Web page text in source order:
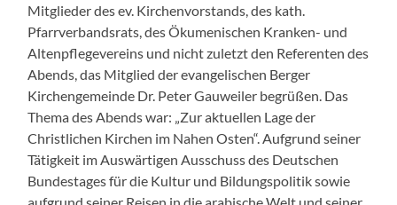
Mitglieder des ev. Kirchenvorstands, des kath.
Pfarrverbandsrats, des Ökumenischen Kranken- und
Altenpflegevereins und nicht zuletzt den Referenten des
Abends, das Mitglied der evangelischen Berger
Kirchengemeinde Dr. Peter Gauweiler begrüßen. Das
Thema des Abends war: „Zur aktuellen Lage der
Christlichen Kirchen im Nahen Osten“. Aufgrund seiner
Tätigkeit im Auswärtigen Ausschuss des Deutschen
Bundestages für die Kultur und Bildungspolitik sowie
aufgrund seiner Reisen in die arabische Welt und seiner